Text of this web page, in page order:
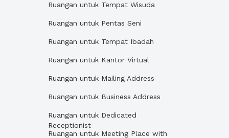
Ruangan untuk Tempat Wisuda
Ruangan untuk Pentas Seni
Ruangan untuk Tempat Ibadah
Ruangan untuk Kantor Virtual
Ruangan untuk Mailing Address
Ruangan untuk Business Address
Ruangan untuk Dedicated
Receptionist
Ruangan untuk Meeting Place with